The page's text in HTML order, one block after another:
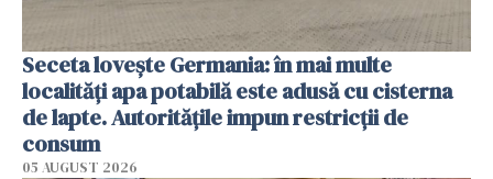
Seceta lovește Germania: în mai multe
localități apa potabilă este adusă cu cisterna
de lapte. Autoritățile impun restricții de
consum
05 AUGUST 2026